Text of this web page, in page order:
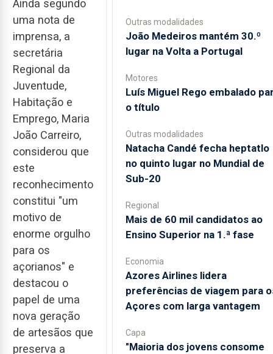
Ainda segundo
uma nota de
imprensa, a
secretária
Regional da
Juventude,
Habitação e
Emprego, Maria
João Carreiro,
considerou que
este
reconhecimento
constitui "um
motivo de
enorme orgulho
para os
açorianos" e
destacou o
papel de uma
nova geração
de artesãos que
preserva a
Outras modalidades
João Medeiros mantém 30.º
lugar na Volta a Portugal
Motores
Luís Miguel Rego embalado
o título
Outras modalidades
Natacha Candé fecha heptatlo
no quinto lugar no Mundial de
Sub-20
Regional
Mais de 60 mil candidatos ao
Ensino Superior na 1.ª fase
Economia
Azores Airlines lidera
preferências de viagem para
Açores com larga vantagem
Capa
"Maioria dos jovens consome